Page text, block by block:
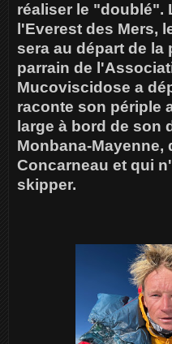
réaliser le "doublé".
l'Everest des Mers,
sera au départ de la
parrain de
Mucoviscidose a
raconte son périple
large à bord de son
Monbana-Mayenne,
Concarneau et qui
skipper.